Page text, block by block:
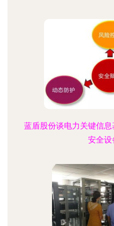
蓝盾股份谈电力关键信
安全设